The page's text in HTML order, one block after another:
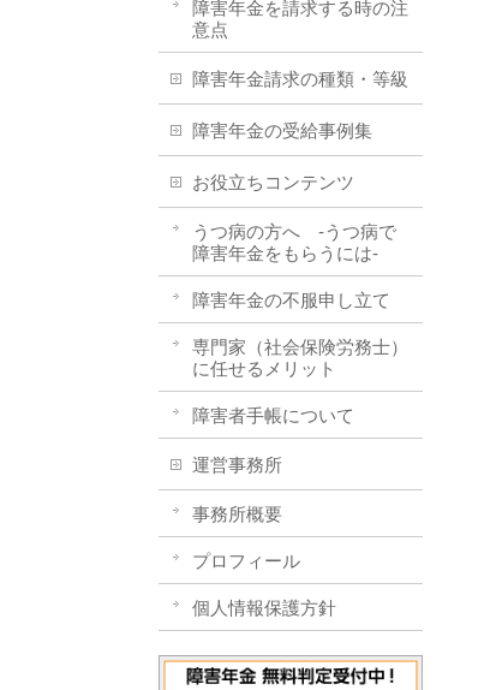
障害年金を請求する時の注
意点
障害年金請求の種類・等級
障害年金の受給事例集
お役立ちコンテンツ
うつ病の方へ -うつ病で
障害年金をもらうには-
障害年金の不服申し立て
専門家（社会保険労務士）
に任せるメリット
障害者手帳について
運営事務所
事務所概要
プロフィール
個人情報保護方針